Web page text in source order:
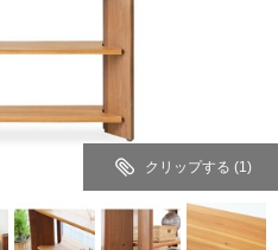
クリップする (1)